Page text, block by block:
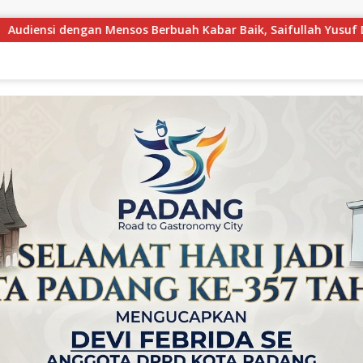
Yusuf Dijadwalkan Buka Pacu Jalur 2026 dan